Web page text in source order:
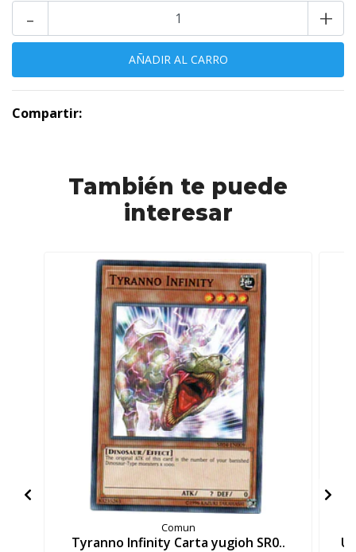
+
-
Compartir:
También te puede
interesar
Comun
Tyranno Infinity Carta yugioh SR0..